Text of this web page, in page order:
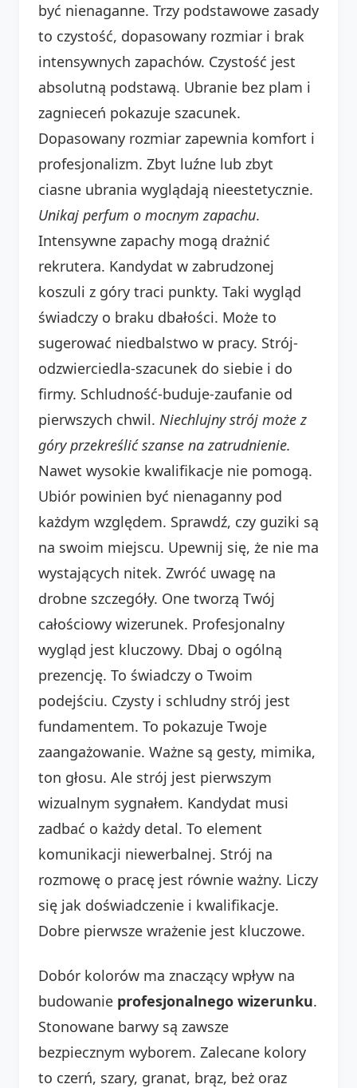
być nienaganne. Trzy podstawowe zasady
to czystość, dopasowany rozmiar i brak
intensywnych zapachów. Czystość jest
absolutną podstawą. Ubranie bez plam i
zagnieceń pokazuje szacunek.
Dopasowany rozmiar zapewnia komfort i
profesjonalizm. Zbyt luźne lub zbyt
ciasne ubrania wyglądają nieestetycznie.
Unikaj perfum o mocnym zapachu.
Intensywne zapachy mogą drażnić
rekrutera. Kandydat w zabrudzonej
koszuli z góry traci punkty. Taki wygląd
świadczy o braku dbałości. Może to
sugerować niedbalstwo w pracy. Strój-
odzwierciedla-szacunek do siebie i do
firmy. Schludność-buduje-zaufanie od
pierwszych chwil. Niechlujny strój może z
góry przekreślić szanse na zatrudnienie.
Nawet wysokie kwalifikacje nie pomogą.
Ubiór powinien być nienaganny pod
każdym względem. Sprawdź, czy guziki są
na swoim miejscu. Upewnij się, że nie ma
wystających nitek. Zwróć uwagę na
drobne szczegóły. One tworzą Twój
całościowy wizerunek. Profesjonalny
wygląd jest kluczowy. Dbaj o ogólną
prezencję. To świadczy o Twoim
podejściu. Czysty i schludny strój jest
fundamentem. To pokazuje Twoje
zaangażowanie. Ważne są gesty, mimika,
ton głosu. Ale strój jest pierwszym
wizualnym sygnałem. Kandydat musi
zadbać o każdy detal. To element
komunikacji niewerbalnej. Strój na
rozmowę o pracę jest równie ważny. Liczy
się jak doświadczenie i kwalifikacje.
Dobre pierwsze wrażenie jest kluczowe.
Dobór kolorów ma znaczący wpływ na
budowanie profesjonalnego wizerunku.
Stonowane barwy są zawsze
bezpiecznym wyborem. Zalecane kolory
to czerń, szary, granat, brąz, beż oraz